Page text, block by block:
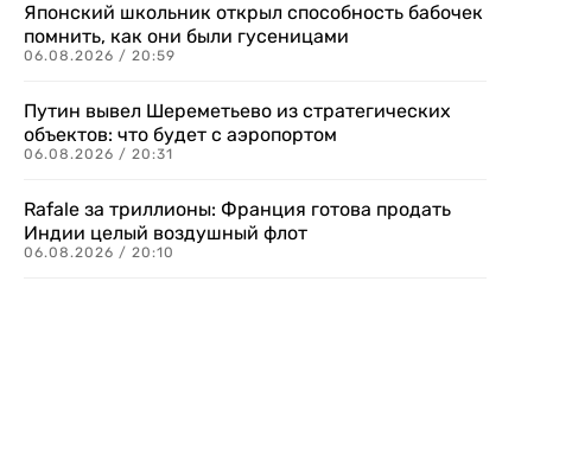
Японский школьник открыл способность бабочек
помнить, как они были гусеницами
06.08.2026 / 20:59
Путин вывел Шереметьево из стратегических
объектов: что будет с аэропортом
06.08.2026 / 20:31
Rafale за триллионы: Франция готова продать
Индии целый воздушный флот
06.08.2026 / 20:10